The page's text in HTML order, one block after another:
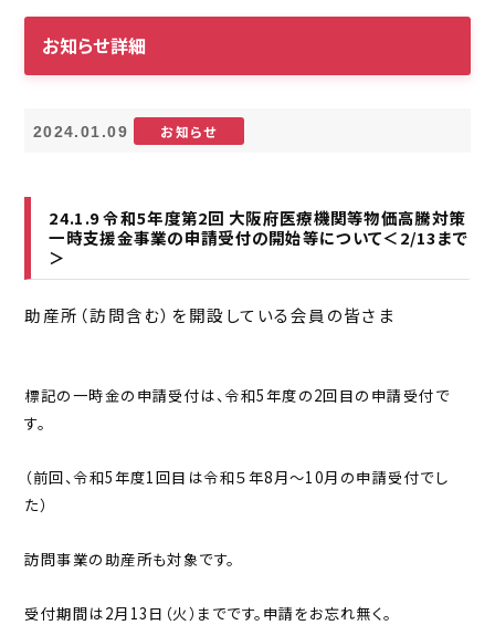
お知らせ詳細
2024.01.09 お知らせ
24.1.9 令和5年度第2回 大阪府医療機関等物価高騰対策
一時支援金事業の申請受付の開始等について＜2/13まで
＞
助産所（訪問含む）を開設している会員の皆さま
標記の一時金の申請受付は、令和5年度の2回目の申請受付で
す。
（前回、令和5年度1回目は令和５年8月〜10月の申請受付でし
た）
訪問事業の助産所も対象です。
受付期間は2月13日（火）までです。申請をお忘れ無く。